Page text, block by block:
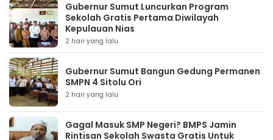
Gubernur Sumut Luncurkan Program
Sekolah Gratis Pertama Diwilayah
Kepulauan Nias
2 hari yang lalu
Gubernur Sumut Bangun Gedung Permanen
SMPN 4 Sitolu Ori
2 hari yang lalu
Gagal Masuk SMP Negeri? BMPS Jamin
Rintisan Sekolah Swasta Gratis Untuk